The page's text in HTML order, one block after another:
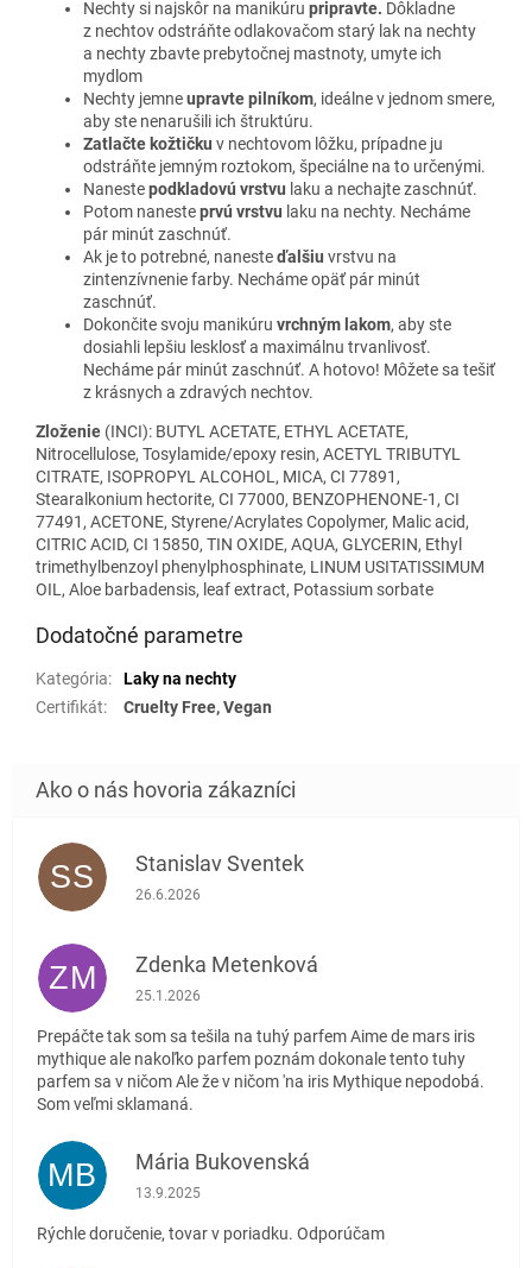
Nechty si najskôr na manikúru pripravte. Dôkladne
z nechtov odstráňte odlakovačom starý lak na nechty
a nechty zbavte prebytočnej mastnoty, umyte ich
mydlom
Nechty jemneupravte pilníkom, ideálne v jednom smere,
aby ste nenarušili ich štruktúru.
Zatlačte kožtičku v nechtovom lôžku, prípadne ju
odstráňte jemným roztokom, špeciálne na to určenými.
Nanestepodkladovú vrstvu laku a nechajte zaschnúť.
Potom nanesteprvú vrstvu laku na nechty. Necháme
pár minút zaschnúť.
Ak je to potrebné, nanesteďalšiu vrstvu na
zintenzívnenie farby. Necháme opäť pár minút
zaschnúť.
Dokončite svoju manikúru vrchným lakom, aby ste
dosiahli lepšiu lesklosť a maximálnu trvanlivosť.
Necháme pár minút zaschnúť. A hotovo! Môžete sa tešiť
z krásnych a zdravých nechtov.
Zloženie (INCI): BUTYL ACETATE, ETHYL ACETATE,
Nitrocellulose, Tosylamide/epoxy resin, ACETYL TRIBUTYL
CITRATE, ISOPROPYL ALCOHOL, MICA, CI 77891,
Stearalkonium hectorite, CI 77000, BENZOPHENONE-1, CI
77491, ACETONE, Styrene/Acrylates Copolymer, Malic acid,
CITRIC ACID, CI 15850, TIN OXIDE, AQUA, GLYCERIN, Ethyl
trimethylbenzoyl phenylphosphinate, LINUM USITATISSIMUM
OIL, Aloe barbadensis, leaf extract, Potassium sorbate
Dodatočné parametre
Kategória:
Laky na nechty
Certifikát: Cruelty Free, Vegan
SS Stanislav Sventek
Hodnotenie obchodu je 5 z 5 hviezdičiek.
26.6.2026
ZM Zdenka Metenková
Hodnotenie obchodu je 1 z 5 hviezdičiek.
25.1.2026
Prepáčte tak som sa tešila na tuhý parfem Aime de mars iris
mythique ale nakoľko parfem poznám dokonale tento tuhy
parfem sa v ničom Ale že v ničom 'na iris Mythique nepodobá.
Som veľmi sklamaná.
MB Mária Bukovenská
Hodnotenie obchodu je 5 z 5 hviezdičiek.
13.9.2025
Rýchle doručenie, tovar v poriadku. Odporúčam